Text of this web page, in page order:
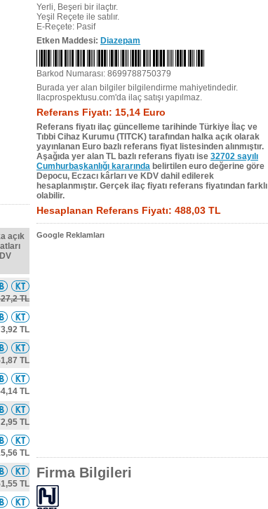
açık
TL
TL
TL
TL
TL
TL
TL
Yerli, Beşeri bir ilaçtır.
Yeşil Reçete ile satılır.
E-Reçete: Pasif
Etken Maddesi: Diazepam
Barkod Numarası: 8699788750379
Burada yer alan bilgiler bilgilendirme mahiyetindedir.
Ilacprospektusu.com'da ilaç satışı yapılmaz.
Referans Fiyatı: 15,14 Euro
Referans fiyatı ilaç güncelleme tarihinde Türkiye İlaç ve
Tıbbi Cihaz Kurumu (TITCK) tarafından halka açık olarak
yayınlanan Euro bazlı referans fiyat listesinden alınmıştır.
Aşağıda yer alan TL bazlı referans fiyatı ise 32702 sayılı
Cumhurbaşkanlığı kararında belirtilen euro değerine göre
Depocu, Eczacı kârları ve KDV dahil edilerek
hesaplanmıştır. Gerçek ilaç fiyatı referans fiyatından farklı
olabilir.
Hesaplanan Referans Fiyatı: 488,03 TL
Google Reklamları
Firma Bilgileri